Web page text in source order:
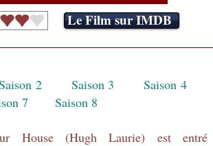
Le Film sur IMDB
2 Saison 3
Saison 4
7 Saison 8
House (Hugh Laurie) est entré